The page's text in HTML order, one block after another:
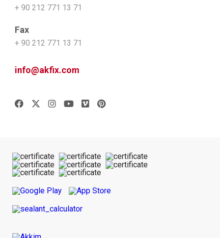
+ 90 212 771 13 71
Fax
+ 90 212 771 13 71
info@akfix.com